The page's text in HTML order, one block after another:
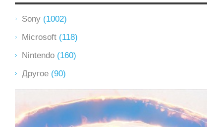
Sony (1002)
Microsoft (118)
Nintendo (160)
Другое (90)